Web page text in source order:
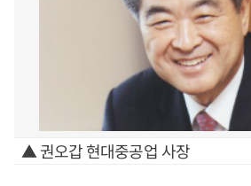
▲ 권오갑 현대중공업 사장